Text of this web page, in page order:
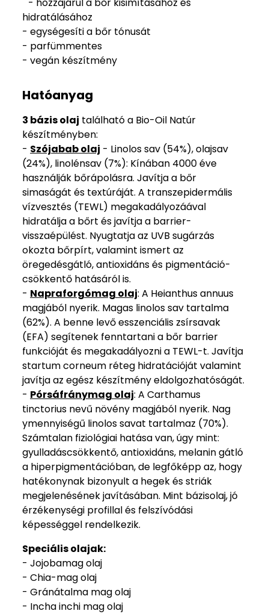
hidratálásához
- egységesíti a bőr tónusát
- parfümmentes
- vegán készítmény
Hatóanyag
3 bázis olaj található a Bio-Oil Natúr
készítményben:
- Szójabab olaj - Linolos sav (54%), olajsav
(24%), linolénsav (7%): Kínában 4000 éve
használják bőrápolásra. Javítja a bőr
simaságát és textúráját. A transzepidermális
vízvesztés (TEWL) megakadályozáával
hidratálja a bőrt és javítja a barrier-
visszaépülést. Nyugtatja az UVB sugárzás
okozta bőrpírt, valamint ismert az
öregedésgátló, antioxidáns és pigmentáció-
csökkentő hatásáról is.
- Napraforgómag olaj: A Heianthus annuus
magjából nyerik. Magas linolos sav tartalma
(62%). A benne levő esszenciális zsírsavak
(EFA) segítenek fenntartani a bőr barrier
funkcióját és megakadályozni a TEWL-t. Javítja
startum corneum réteg hidratációját valamint
javítja az egész készítmény eldolgozhatóságát.
- Pórsáfránymag olaj: A Carthamus
tinctorius nevű növény magjából nyerik. Nag
ymennyiségű linolos savat tartalmaz (70%).
Számtalan fiziológiai hatása van, úgy mint:
gyulladáscsökkentő, antioxidáns, melanin gátló
a hiperpigmentációban, de legfőképp az, hogy
hatékonynak bizonyult a hegek és striák
megjelenésének javításában. Mint bázisolaj, jó
érzékenységi profillal és felszívódási
képességgel rendelkezik.
Speciális olajak:
- Jojobamag olaj
- Chia-mag olaj
- Gránátalma mag olaj
- Incha inchi mag olaj